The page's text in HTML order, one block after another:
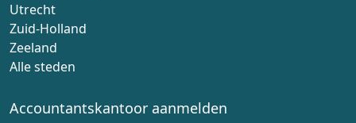
Utrecht
Zuid-Holland
Zeeland
Alle steden
Accountantskantoor aanmelden